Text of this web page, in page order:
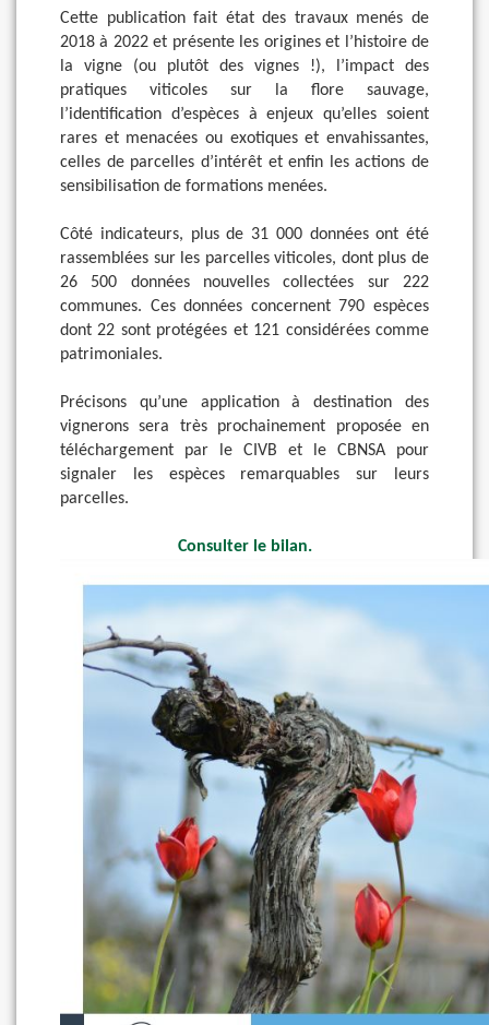
Cette publication fait état des travaux menés de
2018 à 2022 et présente les origines et l’histoire de
la vigne (ou plutôt des vignes !), l’impact des
pratiques viticoles sur la flore sauvage,
l’identification d’espèces à enjeux qu’elles soient
rares et menacées ou exotiques et envahissantes,
celles de parcelles d’intérêt et enfin les actions de
sensibilisation de formations menées.
Côté indicateurs, plus de 31 000 données ont été
rassemblées sur les parcelles viticoles, dont plus de
26 500 données nouvelles collectées sur 222
communes. Ces données concernent 790 espèces
dont 22 sont protégées et 121 considérées comme
patrimoniales.
Précisons qu’une application à destination des
vignerons sera très prochainement proposée en
téléchargement par le CIVB et le CBNSA pour
signaler les espèces remarquables sur leurs
parcelles.
Consulter le bilan.